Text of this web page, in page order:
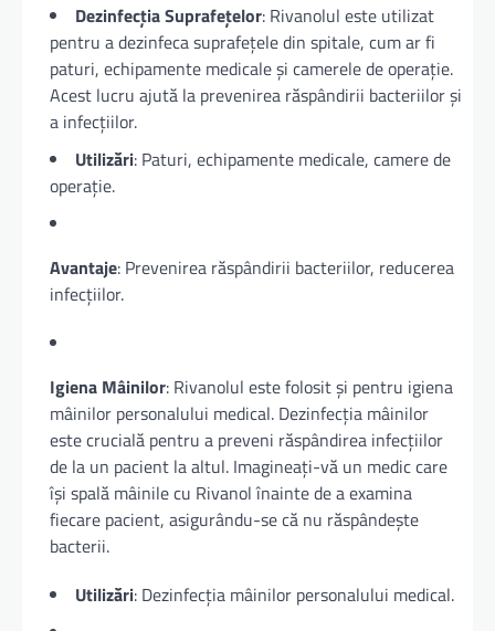
Dezinfecția Suprafețelor: Rivanolul este utilizat
pentru a dezinfeca suprafețele din spitale, cum ar fi
paturi, echipamente medicale și camerele de operație.
Acest lucru ajută la prevenirea răspândirii bacteriilor și
a infecțiilor.
Utilizări: Paturi, echipamente medicale, camere de
operație.
Avantaje: Prevenirea răspândirii bacteriilor, reducerea
infecțiilor.
Igiena Mâinilor: Rivanolul este folosit și pentru igiena
mâinilor personalului medical. Dezinfecția mâinilor
este crucială pentru a preveni răspândirea infecțiilor
de la un pacient la altul. Imagineați-vă un medic care
își spală mâinile cu Rivanol înainte de a examina
fiecare pacient, asigurându-se că nu răspândește
bacterii.
Utilizări: Dezinfecția mâinilor personalului medical.